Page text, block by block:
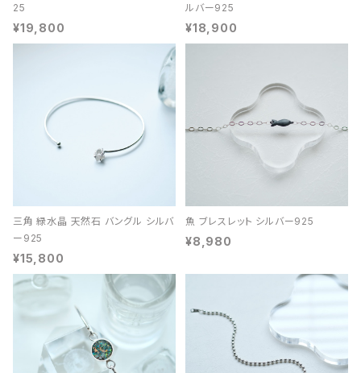
25
¥19,800
ルバー925
¥18,900
三角 緑水晶 天然石 バングル シルバ
ー925
¥15,800
魚 ブレスレット シルバー925
¥8,980